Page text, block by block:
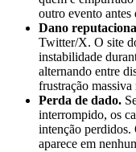
outro evento antes
Dano
Twitter/X. O site
instabilidade
alternando entre
frustração massiva
Perda de dado.
interrompido, os
intenção perdidos.
aparece em